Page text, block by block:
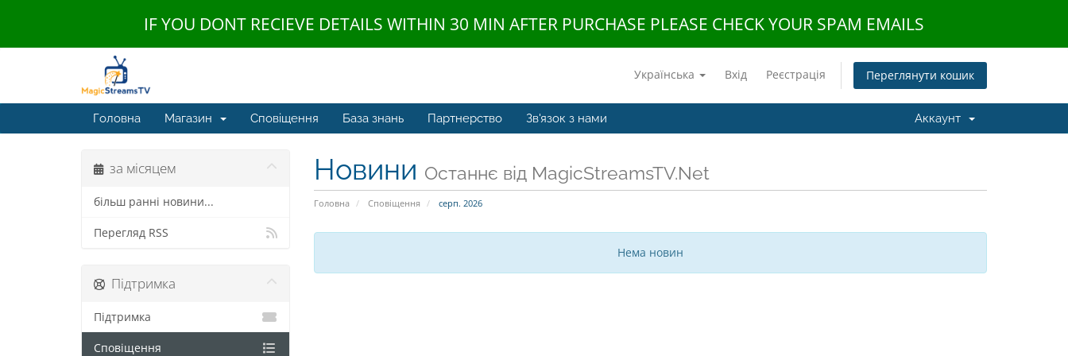
IF YOU DONT RECIEVE DETAILS WITHIN 30 MIN AFTER PURCHASE PLEASE CHECK YOUR SPAM EMAILS
Українська Вхід Реєстрація Переглянути кошик
Головна Магазин Сповіщення База знань Партнерство Зв'язок з нами Аккаунт
Новини Останнє від MagicStreamsTV.Net
Головна Сповіщення серп. 2026
за місяцем
більш ранні новини...
Перегляд RSS
Нема новин
Підтримка
Підтримка
Сповіщення